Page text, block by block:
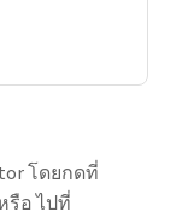
โดยกดที่
รือ ไปที่